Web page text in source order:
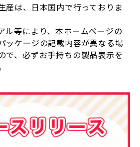
産は、日本国内で行っておりま
ル等により、本ホームページの
ッケージの記載内容が異なる場
で、必ずお手持ちの製品表示を